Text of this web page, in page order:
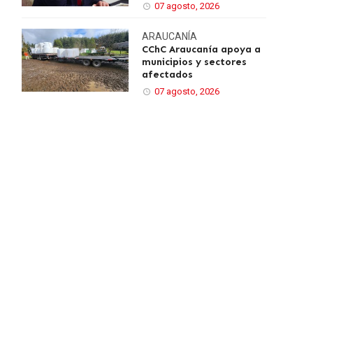
07 agosto, 2026
ARAUCANÍA
CChC Araucanía apoya a
municipios y sectores
afectados
07 agosto, 2026